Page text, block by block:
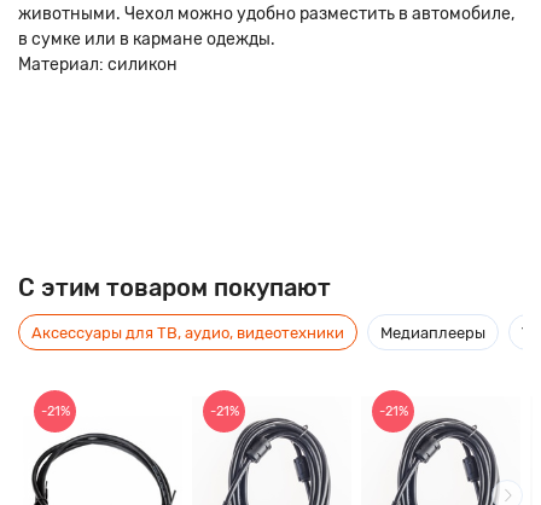
животными. Чехол можно удобно разместить в автомобиле,
в сумке или в кармане одежды.
Материал: силикон
C этим товаром покупают
Аксессуары для ТВ, аудио, видеотехники Медиаплееры
-21% -21% -21%